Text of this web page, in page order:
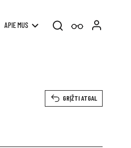
APIE MUS
GRĮŽTI ATGAL